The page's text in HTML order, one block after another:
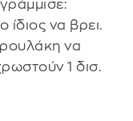
ίδιος να βρει.
να
1 δισ.